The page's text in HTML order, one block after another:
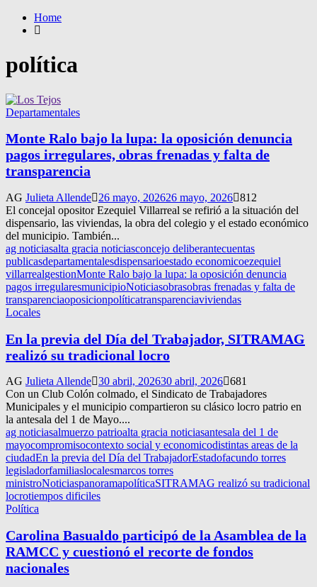
Home
política
Departamentales
Monte Ralo bajo la lupa: la oposición denuncia
pagos irregulares, obras frenadas y falta de
transparencia
AG Julieta Allende 26 mayo, 202626 mayo, 2026 812
El concejal opositor Ezequiel Villarreal se refirió a la situación del
dispensario, las viviendas, la obra del colegio y el estado económico
del municipio. También...
ag noticiasalta gracia noticiasconcejo deliberantecuentas
publicasdepartamentalesdispensarioestado economicoezequiel
villarrealgestionMonte Ralo bajo la lupa: la oposición denuncia
pagos irregularesmunicipioNoticiasobrasobras frenadas y falta de
transparenciaoposicionpolíticatransparenciaviviendas
Locales
En la previa del Día del Trabajador, SITRAMAG
realizó su tradicional locro
AG Julieta Allende 30 abril, 202630 abril, 2026 681
Con un Club Colón colmado, el Sindicato de Trabajadores
Municipales y el municipio compartieron su clásico locro patrio en
la antesala del 1 de Mayo....
ag noticiasalmuerzo patrioalta gracia noticiasantesala del 1 de
mayocompromisocontexto social y economicodistintas areas de la
ciudadEn la previa del Día del TrabajadorEstadofacundo torres
legisladorfamiliaslocalesmarcos torres
ministroNoticiaspanoramapolíticaSITRAMAG realizó su tradicional
locrotiempos dificiles
Política
Carolina Basualdo participó de la Asamblea de la
RAMCC y cuestionó el recorte de fondos
nacionales